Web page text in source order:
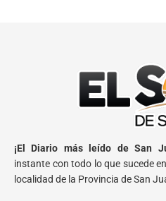
¡El Diario más leído de San
instante con todo lo que sucede
localidad de la Provincia de San